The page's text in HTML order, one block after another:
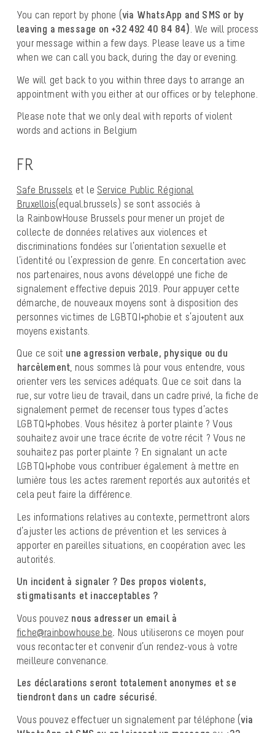
You can report by phone (via WhatsApp and SMS or by
leaving a message on +32 492 40 84 84). We will process
your message within a few days. Please leave us a time
when we can call you back, during the day or evening.
We will get back to you within three days to arrange an
appointment with you either at our offices or by telephone.
Please note that we only deal with reports of violent
words and actions in Belgium
FR
Safe Brussels et le Service Public Régional
Bruxellois(equal.brussels) se sont associés à
la RainbowHouse Brussels pour mener un projet de
collecte de données relatives aux violences et
discriminations fondées sur l’orientation sexuelle et
l’identité ou l’expression de genre. En concertation avec
nos partenaires, nous avons développé une fiche de
signalement effective depuis 2019. Pour appuyer cette
démarche, de nouveaux moyens sont à disposition des
personnes victimes de LGBTQI+phobie et s’ajoutent aux
moyens existants.
Que ce soit une agression verbale, physique ou du
harcèlement, nous sommes là pour vous entendre, vous
orienter vers les services adéquats. Que ce soit dans la
rue, sur votre lieu de travail, dans un cadre privé, la fiche de
signalement permet de recenser tous types d’actes
LGBTQI+phobes. Vous hésitez à porter plainte ? Vous
souhaitez avoir une trace écrite de votre récit ? Vous ne
souhaitez pas porter plainte ? En signalant un acte
LGBTQI+phobe vous contribuer également à mettre en
lumière tous les actes rarement reportés aux autorités et
cela peut faire la différence.
Les informations relatives au contexte, permettront alors
d’ajuster les actions de prévention et les services à
apporter en pareilles situations, en coopération avec les
autorités.
Un incident à signaler ? Des propos violents,
stigmatisants et inacceptables ?
Vous pouvez nous adresser un email à
fiche@rainbowhouse.be. Nous utiliserons ce moyen pour
vous recontacter et convenir d’un rendez-vous à votre
meilleure convenance.
Les déclarations seront totalement anonymes et se
tiendront dans un cadre sécurisé.
Vous pouvez effectuer un signalement par téléphone (via